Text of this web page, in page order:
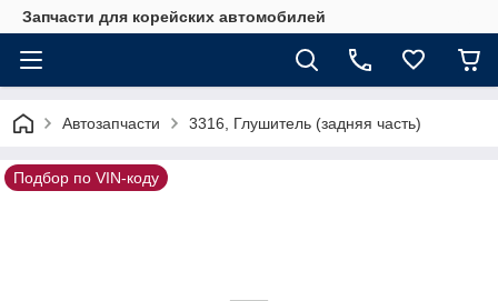
Запчасти для корейских автомобилей
Автозапчасти 3316, Глушитель (задняя часть)
Подбор по VIN-коду